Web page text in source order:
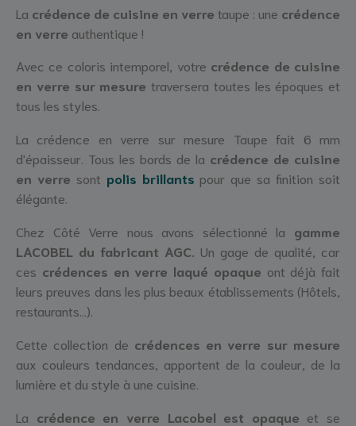
La crédence de cuisine en verre taupe : une crédence
en verre authentique !
Avec ce coloris intemporel, votre crédence de cuisine
en verre sur mesure traversera toutes les époques et
tous les styles.
La crédence en verre sur mesure Taupe fait 6 mm
d'épaisseur. Tous les bords de la crédence de cuisine
en verre sont polis brillants pour que sa finition soit
élégante.
Chez Côté Verre nous avons sélectionné la gamme
LACOBEL du fabricant AGC Un gage de qualité, car
ces crédences en verre laqué opaque ont déjà fait
leurs preuves dans les plus beaux établissements (Hôtels,
restaurants...).
Cette collection de crédences en verre sur mesure
aux couleurs tendances, apportent de la couleur, de la
lumière et du style à une cuisine.
La crédence en verre Lacobel est opaque et se